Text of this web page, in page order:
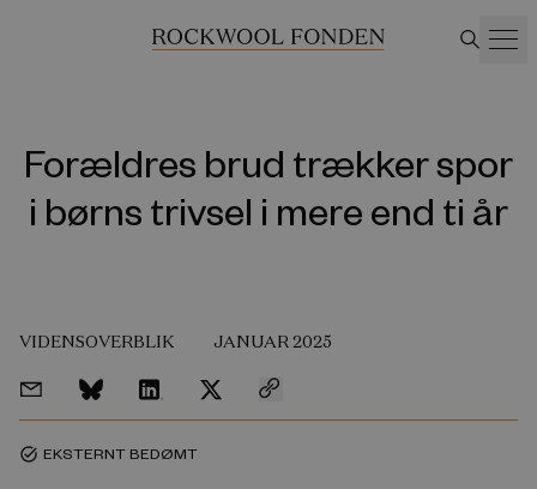
Forældres brud trækker spor
i børns trivsel i mere end ti år
VIDENSOVERBLIK JANUAR 2025
task_alt EKSTERNT BEDØMT